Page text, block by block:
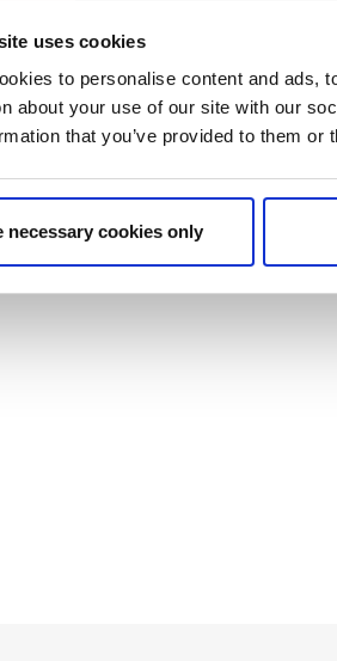
uses cookies
to personalise content and ads,
about your use of our site with our
that you’ve provided to them
necessary cookies only
CAMISETA
BASEBALL